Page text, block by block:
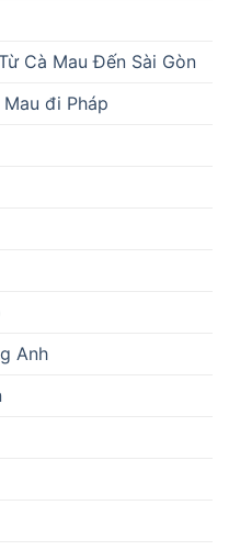
Cà Mau Đến Sài Gòn
đi Pháp
Anh